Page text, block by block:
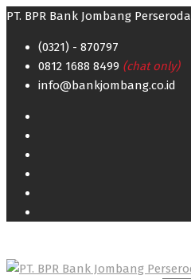
PT. BPR Bank Jombang Perseroda
(0321) - 870797
0812 1688 8499 (chat only)
info@bankjombang.co.id